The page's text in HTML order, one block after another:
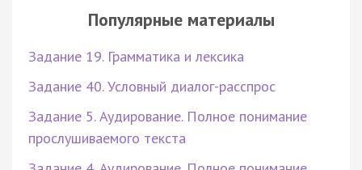
Популярные материалы
Задание 19. Грамматика и лексика
Задание 40. Условный диалог-расспрос
Задание 5. Аудирование. Полное понимание
прослушиваемого текста